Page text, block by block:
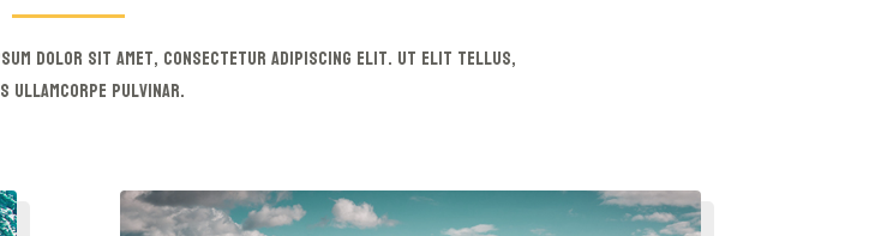
dolor sit amet, consectetur adipiscing elit. Ut elit tellus,
ullamcorpe pulvinar.